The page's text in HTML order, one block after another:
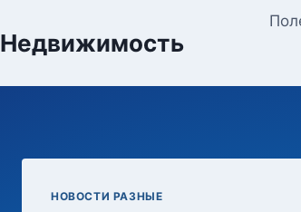
Недвижимость
НОВОСТИ РАЗНЫЕ